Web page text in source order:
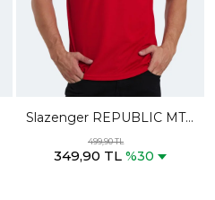
Slazenger REPUBLIC MTR
Erkek Kırmızı Tişört
499,90 TL
349,90 TL %30